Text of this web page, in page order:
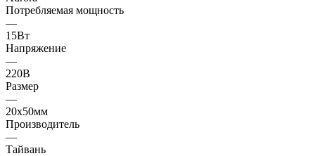
Потребляемая мощность
—
15Вт
Напряжение
—
220В
Размер
—
20х50мм
Производитель
—
Тайвань